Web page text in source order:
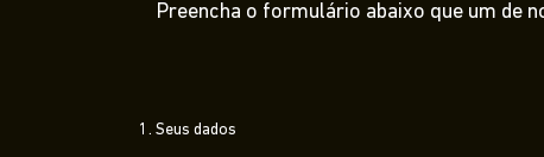
Preencha o formulário abaixo que um de
1. Seus dados